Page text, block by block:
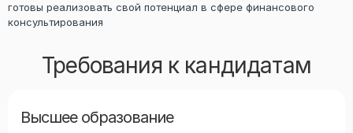
готовы реализовать свой потенциал в сфере финансового
консультирования
Требования к кандидатам
Высшее образование